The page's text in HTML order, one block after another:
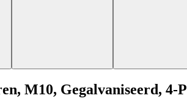
M10, Gegalvaniseerd, 4-